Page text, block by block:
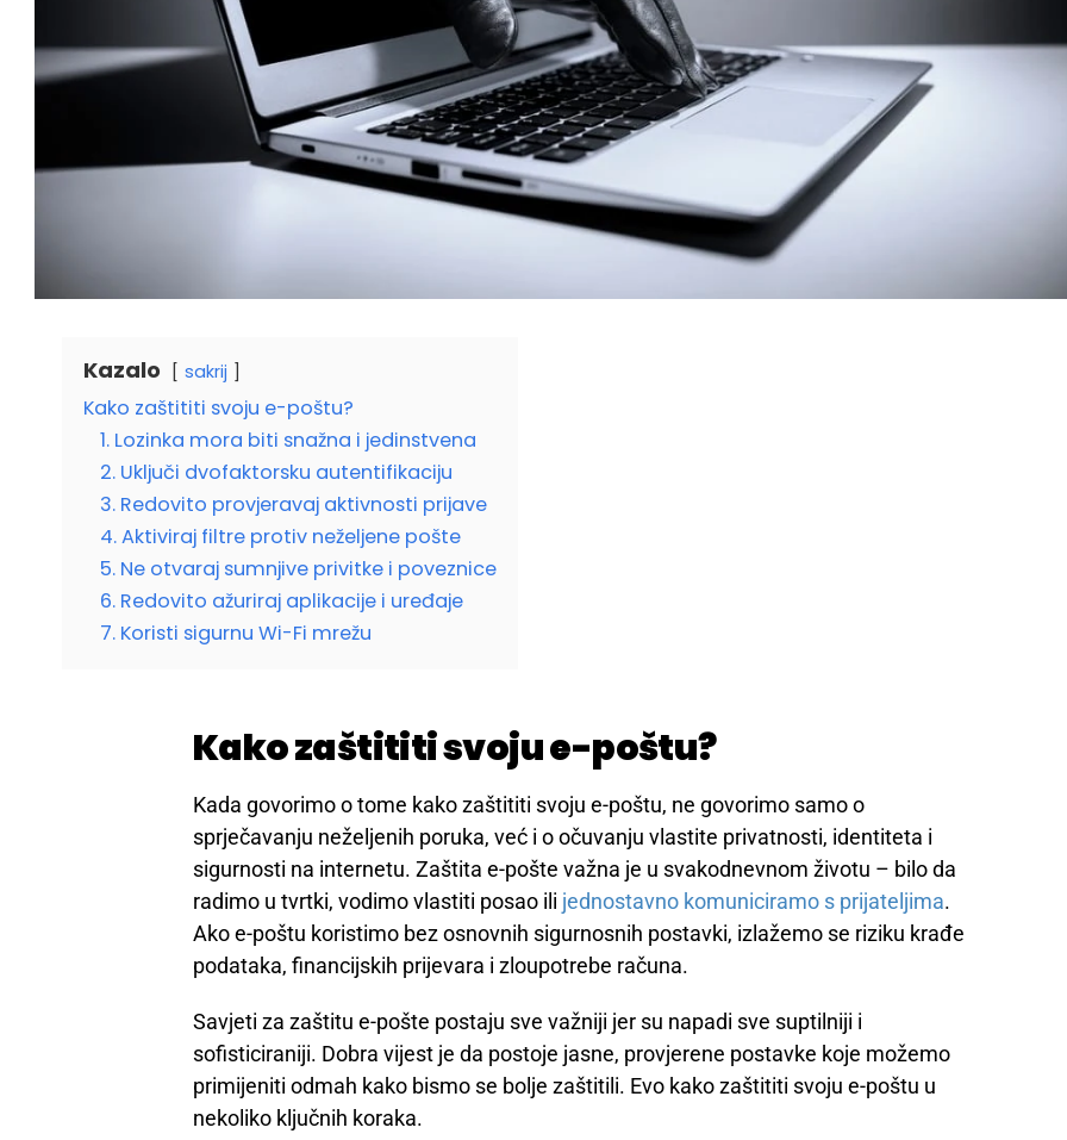
Kazalo sakrij
Kako zaštititi svoju e-poštu?
1. Lozinka mora biti snažna i jedinstvena
2. Uključi dvofaktorsku autentifikaciju
3. Redovito provjeravaj aktivnosti prijave
4. Aktiviraj filtre protiv neželjene pošte
5. Ne otvaraj sumnjive privitke i poveznice
6. Redovito ažuriraj aplikacije i uređaje
7. Koristi sigurnu Wi-Fi mrežu
Kako zaštititi svoju e-poštu?
Kada govorimo o tome kako zaštititi svoju e-poštu, ne govorimo samo o
sprječavanju neželjenih poruka, već i o očuvanju vlastite privatnosti, identiteta i
sigurnosti na internetu. Zaštita e-pošte važna je u svakodnevnom životu – bilo da
radimo u tvrtki, vodimo vlastiti posao ili jednostavno komuniciramo s prijateljima.
Ako e-poštu koristimo bez osnovnih sigurnosnih postavki, izlažemo se riziku krađe
podataka, financijskih prijevara i zloupotrebe računa.
Savjeti za zaštitu e-pošte postaju sve važniji jer su napadi sve suptilniji i
sofisticiraniji. Dobra vijest je da postoje jasne, provjerene postavke koje možemo
primijeniti odmah kako bismo se bolje zaštitili. Evo kako zaštititi svoju e-poštu u
nekoliko ključnih koraka.